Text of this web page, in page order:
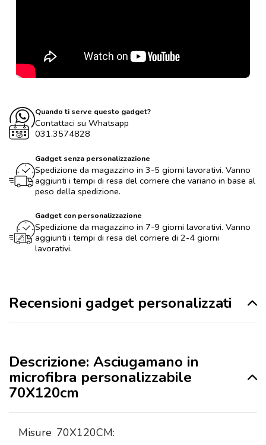
Quando ti serve questo gadget?
Contattaci su Whatsapp
031.3574828
Gadget senza personalizzazione
Spedizione da magazzino in 3-5 giorni lavorativi. Vanno
aggiunti i tempi di resa del corriere che variano in base al
peso della spedizione.
Gadget con personalizzazione
Spedizione da magazzino in 7-9 giorni lavorativi. Vanno
aggiunti i tempi di resa del corriere di 2-4 giorni
lavorativi.
Recensioni gadget personalizzati
Descrizione: Asciugamano in
microfibra personalizzabile
70X120cm
Misure 70X120CM: